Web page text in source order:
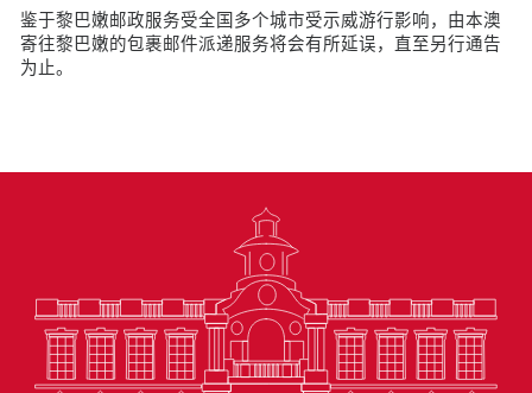
鉴于黎巴嫩邮政服务受全国多个城市受示威游行影响，由本澳
寄往黎巴嫩的包裹邮件派递服务将会有所延误，直至另行通告
为止。